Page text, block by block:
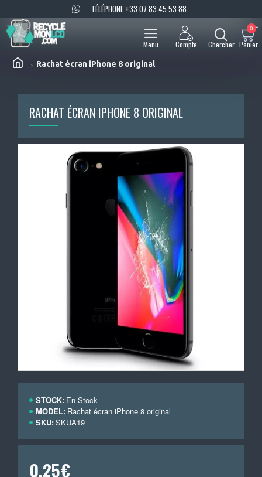
TÉLÉPHONE +33 07 83 45 53 88
0
Rachat écran iPhone 8 original
RACHAT ÉCRAN IPHONE 8 ORIGINAL
STOCK: En Stock
MODEL: Rachat écran iPhone 8 original
SKU:SKUA19
0,25€